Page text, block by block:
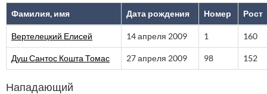
Фамилия, имя Дата рождения Номер Рост
Вертелецкий Елисей 14 апреля 2009 1 160
Душ Сантос Кошта Томас 27 апреля 2009 98 152
Нападающий